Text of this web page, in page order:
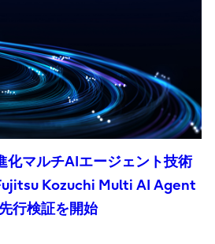
化マルチAIエージェント技術
Kozuchi Multi AI Agent
行検証を開始